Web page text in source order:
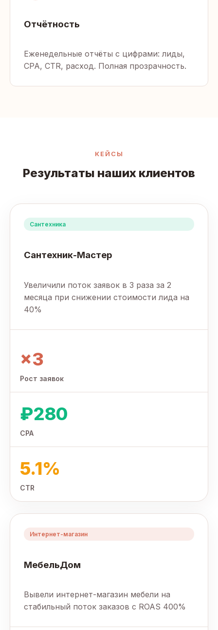
Отчётность
Еженедельные отчёты с цифрами: лиды,
CPA, CTR, расход. Полная прозрачность.
КЕЙСЫ
Результаты наших клиентов
Сантехника
Сантехник-Мастер
Увеличили поток заявок в 3 раза за 2
месяца при снижении стоимости лида на
40%
×3
Рост заявок
₽280
CPA
5.1%
CTR
Интернет-магазин
МебельДом
Вывели интернет-магазин мебели на
стабильный поток заказов с ROAS 400%